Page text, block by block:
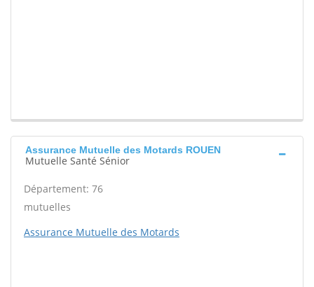
Assurance Mutuelle des Motards ROUEN
Mutuelle Santé Sénior
Département: 76
mutuelles
Assurance Mutuelle des Motards